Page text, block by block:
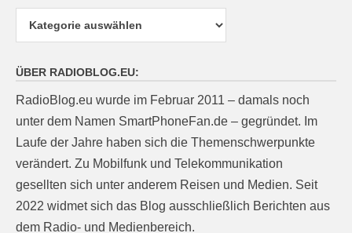
Kategorien
ÜBER RADIOBLOG.EU:
RadioBlog.eu wurde im Februar 2011 – damals noch
unter dem Namen SmartPhoneFan.de – gegründet. Im
Laufe der Jahre haben sich die Themenschwerpunkte
verändert. Zu Mobilfunk und Telekommunikation
gesellten sich unter anderem Reisen und Medien. Seit
2022 widmet sich das Blog ausschließlich Berichten aus
dem Radio- und Medienbereich.